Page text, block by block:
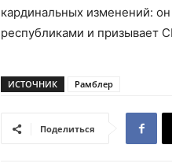
кардинальных изменений:
республиками и призывает
ИСТОЧНИК Рамблер
Поделиться